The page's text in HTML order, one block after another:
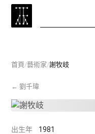
首頁/藝術家/謝牧岐
←劉千瑋
出生年
1981